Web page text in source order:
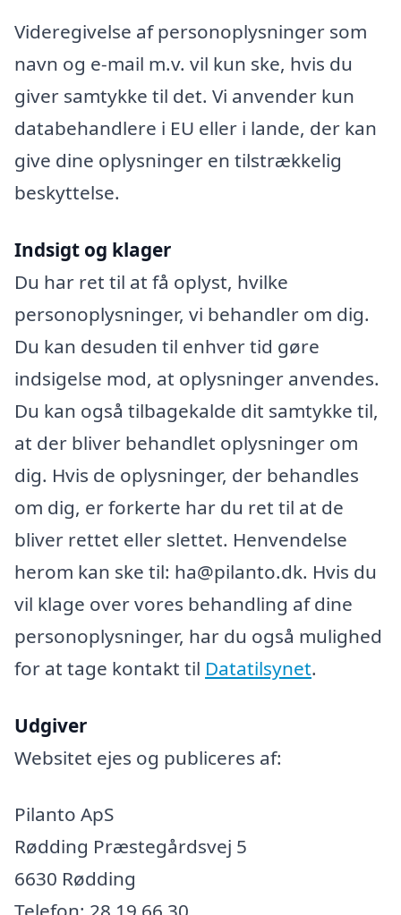
Videregivelse af personoplysninger som
navn og e-mail m.v. vil kun ske, hvis du
giver samtykke til det. Vi anvender kun
databehandlere i EU eller i lande, der kan
give dine oplysninger en tilstrækkelig
beskyttelse.
Indsigt og klager
Du har ret til at få oplyst, hvilke
personoplysninger, vi behandler om dig.
Du kan desuden til enhver tid gøre
indsigelse mod, at oplysninger anvendes.
Du kan også tilbagekalde dit samtykke til,
at der bliver behandlet oplysninger om
dig. Hvis de oplysninger, der behandles
om dig, er forkerte har du ret til at de
bliver rettet eller slettet. Henvendelse
herom kan ske til: ha@pilanto.dk. Hvis du
vil klage over vores behandling af dine
personoplysninger, har du også mulighed
for at tage kontakt til Datatilsynet.
Udgiver
Websitet ejes og publiceres af:
Pilanto ApS
Rødding Præstegårdsvej 5
6630 Rødding